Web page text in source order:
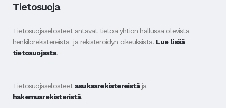
Tietosuoja
Tietosuojaselosteet antavat tietoa yhtiön hallussa olevista
henkilörekistereistä ja rekisteröidyn oikeuksista. Lue lisää
tietosuojasta.
Tietosuojaselosteetasukasrekistereistäja
hakemusrekisteristä.